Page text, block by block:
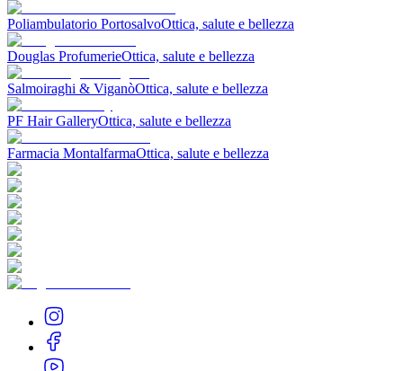
Poliambulatorio PortosalvoOttica, salute e bellezza
Douglas ProfumerieOttica, salute e bellezza
Salmoiraghi & ViganòOttica, salute e bellezza
PF Hair GalleryOttica, salute e bellezza
Farmacia MontalfarmaOttica, salute e bellezza